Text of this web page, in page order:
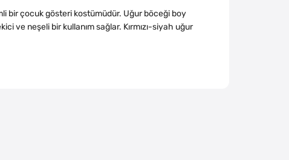
bir çocuk gösteri kostümüdür. Uğur böceği boy
ve neşeli bir kullanım sağlar. Kırmızı-siyah uğur